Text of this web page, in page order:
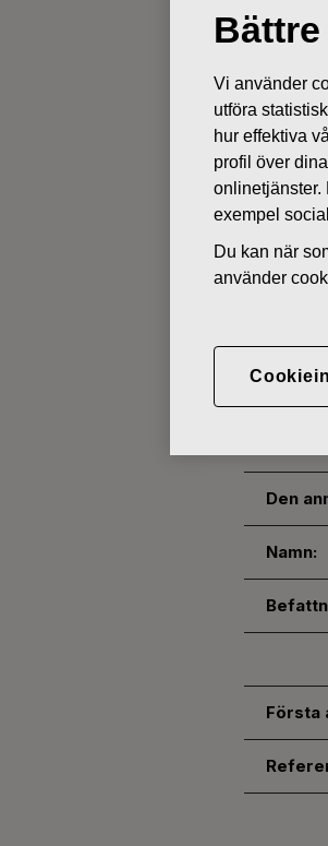
MARS 1,
Den
Namn:
Första
Vi använder
utföra
hur effektiva
profil över
onlinetjänster.
exempel
Du kan när
använder